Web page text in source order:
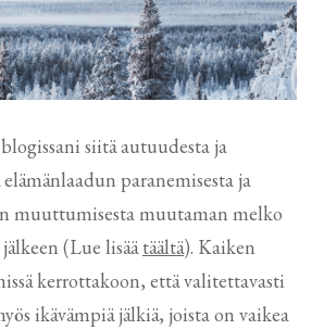
siitä autuudesta ja
paranemisesta ja
muuttumisesta muutaman melko
(Lue lisäätäältä). Kaiken
kerrottakoon, että valitettavasti
ikävämpiä jälkiä, joista on vaikea